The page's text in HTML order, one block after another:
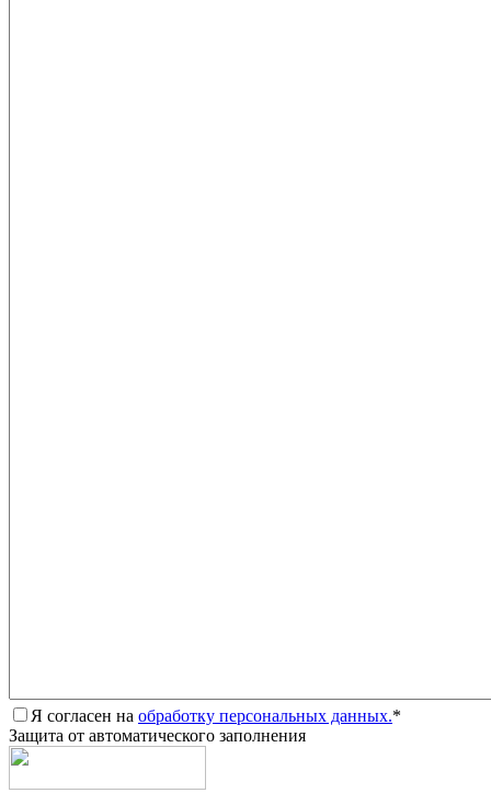
Я согласен на обработку персональных данных.*
Защита от автоматического заполнения